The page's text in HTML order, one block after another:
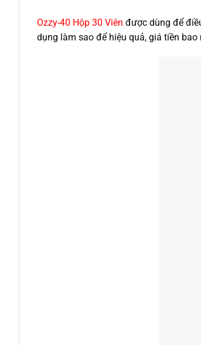
Ozzy-40 Hộp 30 Viên được dùng để
dụng làm sao để hiệu quả, giá tiền